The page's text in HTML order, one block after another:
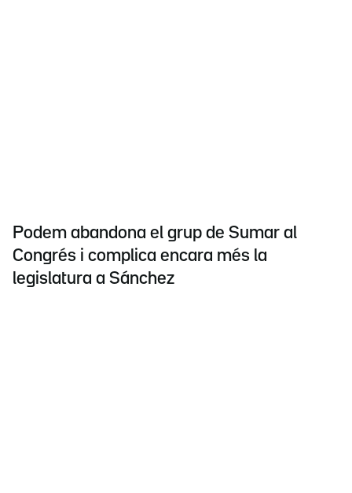
Podem abandona el grup de Sumar al
Congrés i complica encara més la
legislatura a Sánchez